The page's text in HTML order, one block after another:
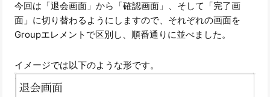
今回は「退会画面」から「確認画面」、そして「完了画
面」に切り替わるようにしますので、それぞれの画面を
Groupエレメントで区別し、順番通りに並べました。
イメージでは以下のような形です。